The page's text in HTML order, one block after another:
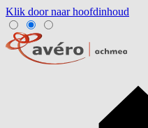
Klik door naar hoofdinhoud